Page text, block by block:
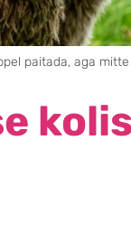
paitada, aga